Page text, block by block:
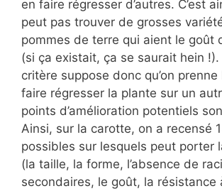
en faire régresser d’autres. C’est
peut pas trouver de grosses
pommes de terre qui aient le goût
(si ça existait, ça se saurait hein
critère suppose donc qu’on
faire régresser la plante sur un
points d’amélioration potentiels
Ainsi, sur la carotte, on a recensé
possibles sur lesquels peut porter
(la taille, la forme, l’absence de
secondaires, le goût, la résistance